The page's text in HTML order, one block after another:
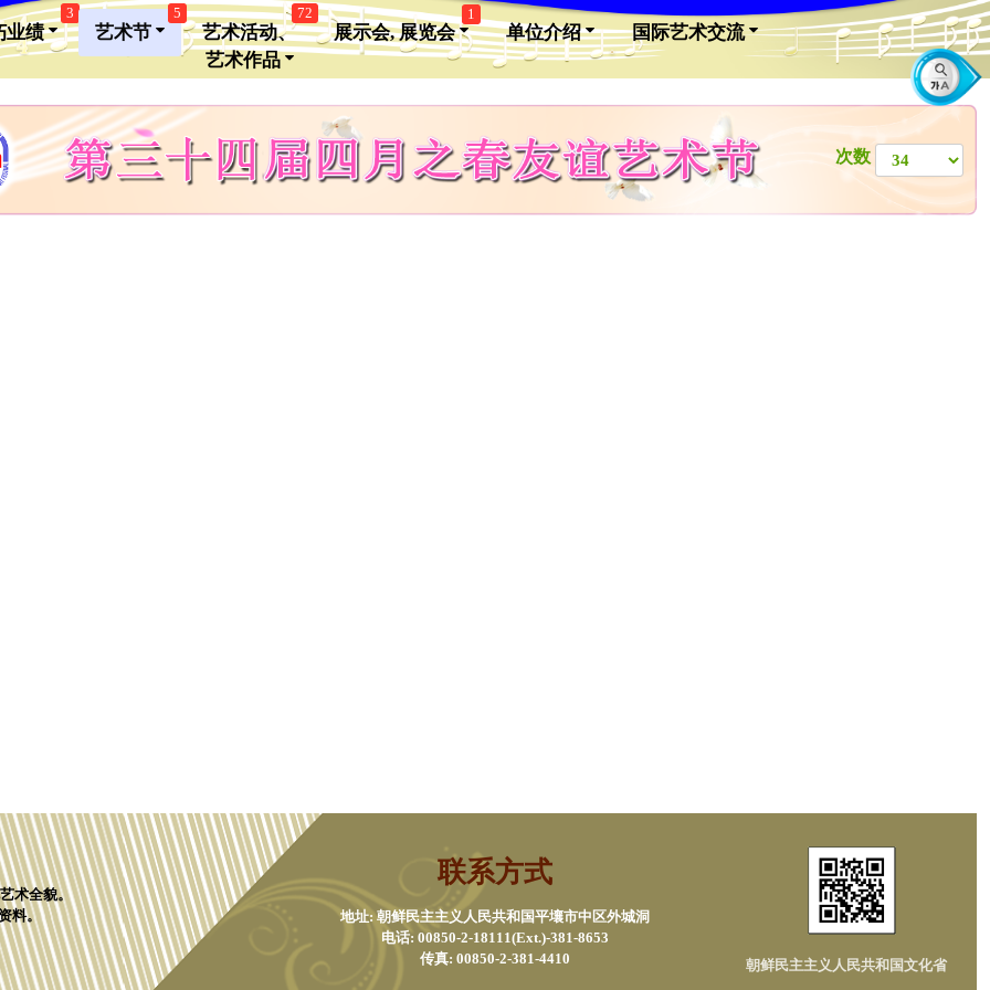
业绩
3
艺术节
5
艺术活动、
艺术作品
72
展示会, 展览会
1
单位介绍 国际艺术交流
次数
术全貌。
料。
联系方式
地址: 朝鲜民主主义人民共和国平壤市中区外城洞
电话: 00850-2-18111(Ext.)-381-8653
传真: 00850-2-381-4410
朝鲜民主主义人民共和国文化省